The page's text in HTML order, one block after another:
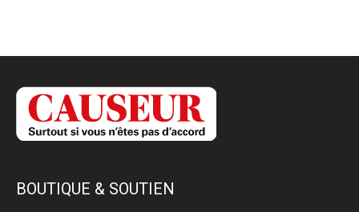
BOUTIQUE & SOUTIEN